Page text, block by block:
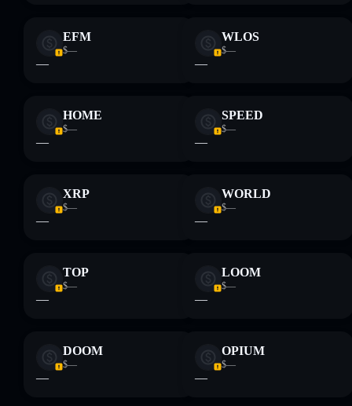
EFM
$—
—
WLOS
$—
—
HOME
$—
—
SPEED
$—
—
XRP
$—
—
WORLD
$—
—
TOP
$—
—
LOOM
$—
—
DOOM
$—
—
OPIUM
$—
—